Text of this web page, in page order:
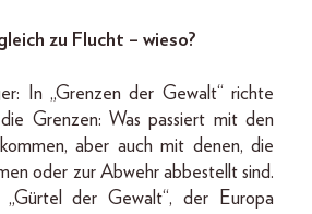
zu Flucht – wieso?
In „Grenzen der Gewalt“ richte
Grenzen: Was passiert mit den
aber auch mit denen, die
oder zur Abwehr abbestellt sind.
der Gewalt“, der Europa